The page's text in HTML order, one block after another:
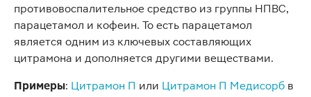
противовоспалительное средство из группы НПВС,
парацетамол и кофеин. То есть парацетамол
является одним из ключевых составляющих
цитрамона и дополняется другими веществами.
Примеры: Цитрамон П или Цитрамон П Медисорб в